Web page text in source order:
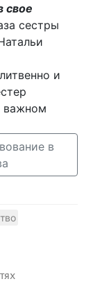
свое
сестры
и
важном
в